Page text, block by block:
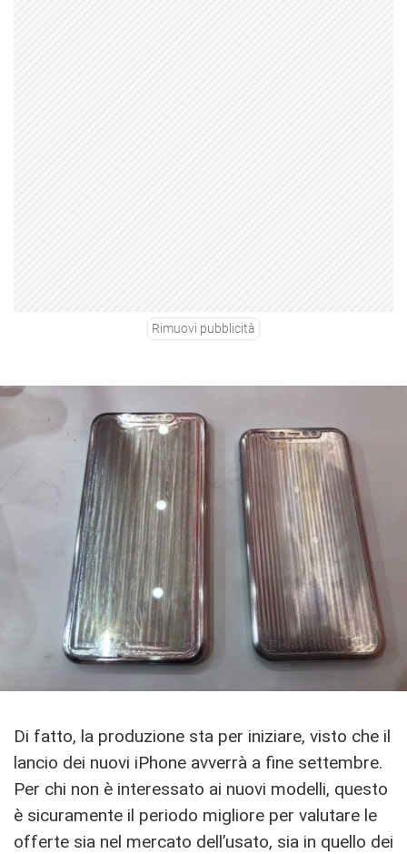
Rimuovi pubblicità
Di fatto, la produzione sta per iniziare, visto che il
lancio dei nuovi iPhone avverrà a fine settembre.
Per chi non è interessato ai nuovi modelli, questo
è sicuramente il periodo migliore per valutare le
offerte sia nel mercato dell’usato, sia in quello dei